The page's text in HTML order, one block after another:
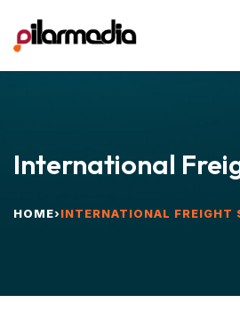
International
HOME›INTERNATIONAL FREIGHT